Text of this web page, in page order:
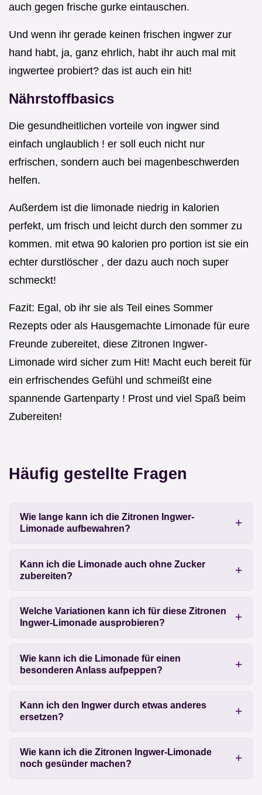
auch gegen frische gurke eintauschen.
Und wenn ihr gerade keinen frischen ingwer zur
hand habt, ja, ganz ehrlich, habt ihr auch mal mit
ingwertee probiert? das ist auch ein hit!
Nährstoffbasics
Die gesundheitlichen vorteile von ingwer sind
einfach unglaublich ! er soll euch nicht nur
erfrischen, sondern auch bei magenbeschwerden
helfen.
Außerdem ist die limonade niedrig in kalorien
perfekt, um frisch und leicht durch den sommer zu
kommen. mit etwa 90 kalorien pro portion ist sie ein
echter durstlöscher , der dazu auch noch super
schmeckt!
Fazit: Egal, ob ihr sie als Teil eines Sommer
Rezepts oder als Hausgemachte Limonade für eure
Freunde zubereitet, diese Zitronen Ingwer-
Limonade wird sicher zum Hit! Macht euch bereit für
ein erfrischendes Gefühl und schmeißt eine
spannende Gartenparty ! Prost und viel Spaß beim
Zubereiten!
Häufig gestellte Fragen
Wie lange kann ich die Zitronen Ingwer-
Limonade aufbewahren?
Kann ich die Limonade auch ohne Zucker
zubereiten?
Welche Variationen kann ich für diese Zitronen
Ingwer-Limonade ausprobieren?
Wie kann ich die Limonade für einen
besonderen Anlass aufpeppen?
Kann ich den Ingwer durch etwas anderes
ersetzen?
Wie kann ich die Zitronen Ingwer-Limonade
noch gesünder machen?